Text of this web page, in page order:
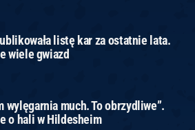
listę kar za ostatnie lata.
wiele gwiazd
wylęgarnia much. To obrzydliwe”.
o hali w Hildesheim